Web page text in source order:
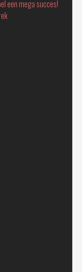
een mega succes!